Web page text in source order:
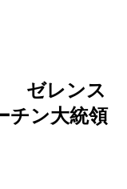
ゼレンス
チン大統領